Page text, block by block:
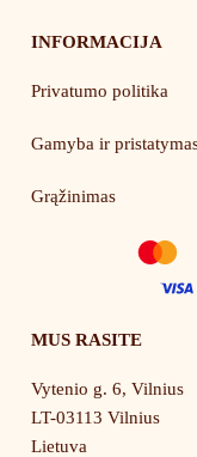
INFORMACIJA
Privatumo politika
Gamyba ir
Grąžinimas
MUS RASITE
Vytenio g. 6, Vilnius
LT-03113 Vilnius
Lietuva